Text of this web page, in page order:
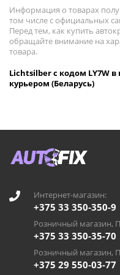
Информация о товарах
том числе с официальных
Перед тем, как купить
обращайте внимание на
товара.
Lichtsilber с кодом LY7W
курьером (Беларусь)
Интернет-магазин:
+375 33 350-350-9
Розничный магазин,
+375 33 350-35-70
Розничный магазин,
+375 29 550-03-77